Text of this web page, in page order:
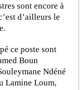
sont encore à
d’ailleurs le
ce poste sont
Boun
Ndéné
Lamine Loum,